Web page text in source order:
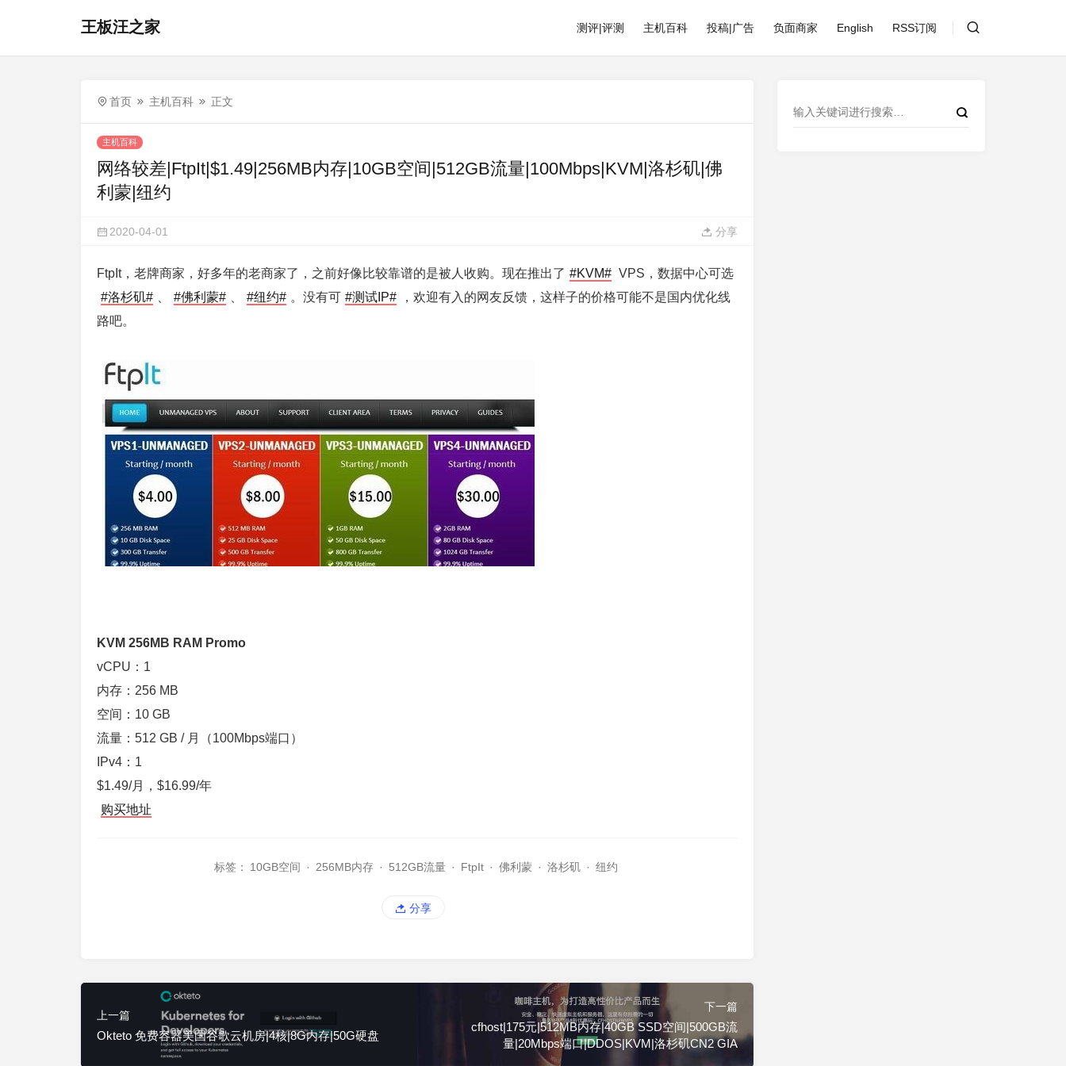
王板汪之家 测评|评测 主机百科 投稿|广告 负面商家 English RSS订阅
首页 主机百科 正文
主机百科
网络较差|FtpIt|$1.49|256MB内存|10GB空间|512GB流量|100Mbps|KVM|洛杉矶|佛
利蒙|纽约
2020-04-01 分享
FtpIt，老牌商家，好多年的老商家了，之前好像比较靠谱的是被人收购。现在推出了 #KVM# VPS，数据中心可选
#洛杉矶#
#佛利蒙# #纽约# 。没有可 #测试IP#
，欢迎有入的网友反馈，这样子的价格可能不是国内优化线
路吧。
KVM 256MB RAM Promo
vCPU：1
内存：256 MB
空间：10 GB
流量：512 GB / 月（100Mbps端口）
IPv4：1
$1.49/月，$16.99/年
购买地址
标签： 10GB空间 · 256MB内存 · 512GB流量 · FtpIt · 佛利蒙 · 洛杉矶 · 纽约
分享
上一篇
Okteto 免费容器美国谷歌云机房|4核|8G内存|50G硬盘
下一篇
cfhost|175元|512MB内存|40GB SSD空间|500GB流
量|20Mbps端口|DDOS|KVM|洛杉矶CN2 GIA